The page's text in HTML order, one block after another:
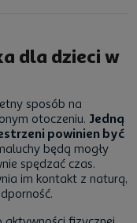
dla dzieci w
sposób na
otoczeniu. Jedną
powinien być
będą mogły
spędzać czas.
im kontakt z naturą,